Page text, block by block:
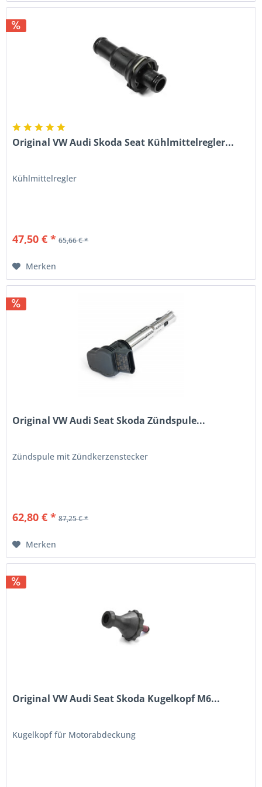
Original VW Audi Skoda Seat Kühlmittelregler...
Kühlmittelregler
47,50 € * 65,66 € *
Merken
Original VW Audi Seat Skoda Zündspule...
Zündspule mit Zündkerzenstecker
62,80 € * 87,25 € *
Merken
Original VW Audi Seat Skoda Kugelkopf M6...
Kugelkopf für Motorabdeckung